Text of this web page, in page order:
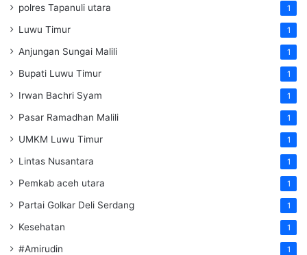
polres Tapanuli utara 1
Luwu Timur 1
Anjungan Sungai Malili 1
Bupati Luwu Timur 1
Irwan Bachri Syam 1
Pasar Ramadhan Malili 1
UMKM Luwu Timur 1
Lintas Nusantara 1
Pemkab aceh utara 1
Partai Golkar Deli Serdang 1
Kesehatan 1
#Amirudin 1